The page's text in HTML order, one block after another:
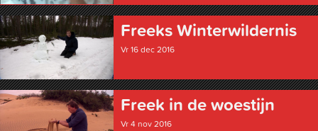
Freeks Winter­wildernis
Vr 16 dec 2016
Freek in de woestijn
Vr 4 nov 2016